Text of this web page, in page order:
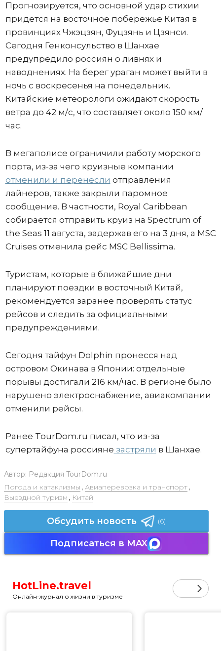
Прогнозируется, что основной удар стихии
придется на восточное побережье Китая в
провинциях Чжэцзян, Фуцзянь и Цзянси.
Сегодня Генконсульство в Шанхае
предупредило россиян о ливнях и
наводнениях. На берег ураган может выйти в
ночь с воскресенья на понедельник.
Китайские метеорологи ожидают скорость
ветра до 42 м/с, что составляет около 150 км/
час.
В мегаполисе ограничили работу морского
порта, из-за чего круизные компании
отменили и перенесли отправления
лайнеров, также закрыли паромное
сообщение. В частности, Royal Caribbean
собирается отправить круиз на Spectrum of
the Seas 11 августа, задержав его на 3 дня, а MSC
Cruises отменила рейс MSC Bellissima.
Туристам, которые в ближайшие дни
планируют поездки в восточный Китай,
рекомендуется заранее проверять статус
рейсов и следить за официальными
предупреждениями.
Сегодня тайфун Dolphin пронесся над
островом Окинава в Японии: отдельные
порывы достигали 216 км/час. В регионе было
нарушено электроснабжение, авиакомпании
отменили рейсы.
Ранее TourDom.ru писал, что из-за
супертайфуна россияне застряли в Шанхае.
Автор: Редакция TourDom.ru
Погода и катаклизмы , Авиаперевозка и транспорт,
Выездной туризм , Китай
Обсудить новость (6)
Подписаться в MAX
HotLine.travel
Онлайн-журнал о жизни в туризме